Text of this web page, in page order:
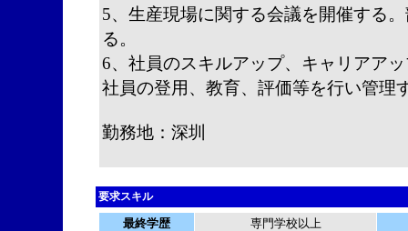
5、生産現場に関する会議を開催する
る。
6、社員のスキルアップ、キャリアア
社員の登用、教育、評価等を行い管理
勤務地：深圳
要求スキル
最終学歴
専門学校以上